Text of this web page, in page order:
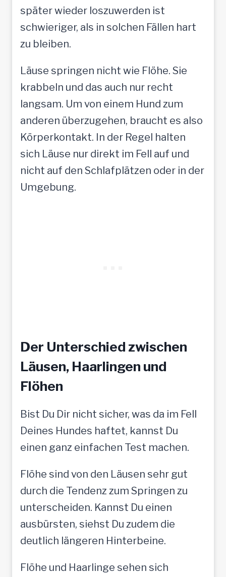
später wieder loszuwerden ist
schwieriger, als in solchen Fällen hart
zu bleiben.
Läuse springen nicht wie Flöhe. Sie
krabbeln und das auch nur recht
langsam. Um von einem Hund zum
anderen überzugehen, braucht es also
Körperkontakt. In der Regel halten
sich Läuse nur direkt im Fell auf und
nicht auf den Schlafplätzen oder in der
Umgebung.
Der Unterschied zwischen
Läusen, Haarlingen und
Flöhen
Bist Du Dir nicht sicher, was da im Fell
Deines Hundes haftet, kannst Du
einen ganz einfachen Test machen.
Flöhe sind von den Läusen sehr gut
durch die Tendenz zum Springen zu
unterscheiden. Kannst Du einen
ausbürsten, siehst Du zudem die
deutlich längeren Hinterbeine.
Flöhe und Haarlinge sehen sich